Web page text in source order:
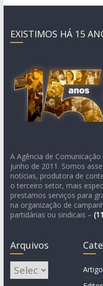
EXISTIMOS HÁ 15
A Agência de
junho de 2011. Somos
notícias, produtora de
o terceiro setor, mais
prestamos serviços para
na organização de
partidárias ou sindicais –
Arquivos
Arquivos Artigo